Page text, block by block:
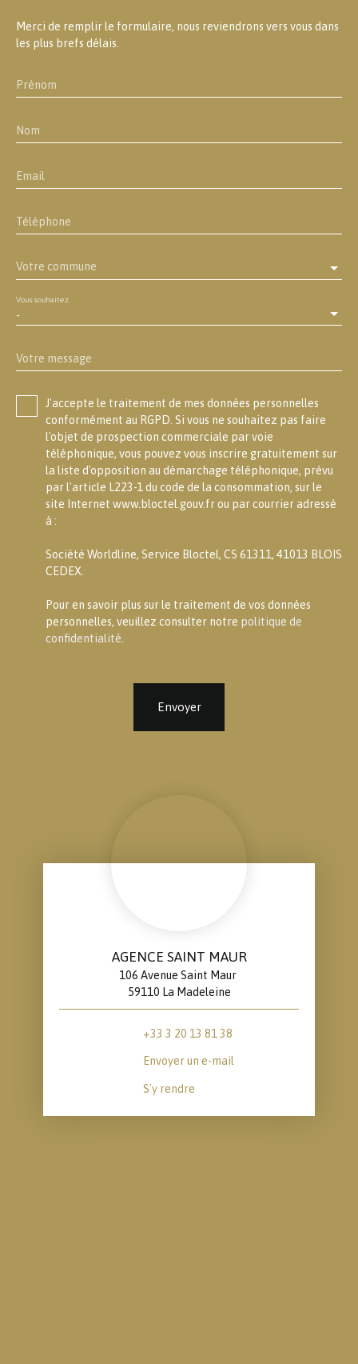
Merci de remplir le formulaire, nous reviendrons vers vous dans
les plus brefs délais.
Prénom
Nom
Email
Téléphone
Votre commune
-
Vous souhaitez
Votre message
J'accepte le traitement de mes données personnelles
conformément au RGPD. Si vous ne souhaitez pas faire
l'objet de prospection commerciale par voie
téléphonique, vous pouvez vous inscrire gratuitement sur
la liste d'opposition au démarchage téléphonique, prévu
par l'article L223-1 du code de la consommation, sur le
site Internet www.bloctel.gouv.fr ou par courrier adressé
à :
Société Worldline, Service Bloctel, CS 61311, 41013 BLOIS
CEDEX.
Pour en savoir plus sur le traitement de vos données
personnelles, veuillez consulter notre politique de
confidentialité
Envoyer
AGENCE SAINT MAUR
106 Avenue Saint Maur
59110 La Madeleine
+33 3 20 13 81 38
Envoyer un e-mail
S'y rendre